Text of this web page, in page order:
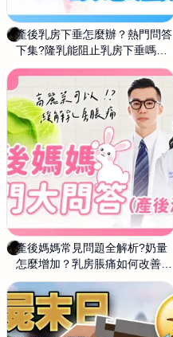
饒
青
昀
產後乳房下垂怎麼辦？熱門問答
下集?隆乳能阻止乳房下垂嗎？
哺乳後乳房一定會消風嗎？
饒
青
昀
產後媽媽常見問題全解析?奶量
怎麼增加？乳房脹痛如何改善？
坊間秘訣真的有用嗎？